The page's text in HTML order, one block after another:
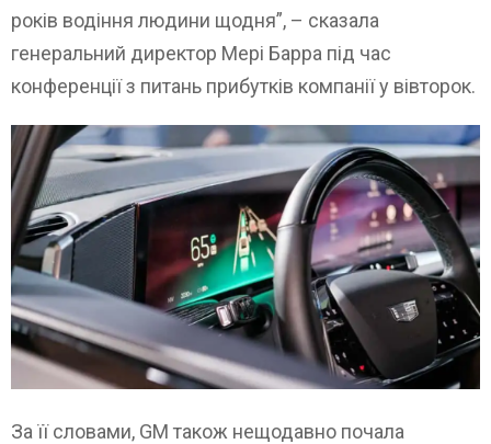
років водіння людини щодня”, – сказала
генеральний директор Мері Барра під час
конференції з питань прибутків компанії у вівторок.
За її словами, GM також нещодавно почала